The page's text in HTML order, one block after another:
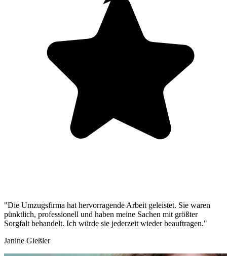
"Die Umzugsfirma hat hervorragende Arbeit geleistet. Sie waren
pünktlich, professionell und haben meine Sachen mit größter
Sorgfalt behandelt. Ich würde sie jederzeit wieder beauftragen."
Janine Gießler